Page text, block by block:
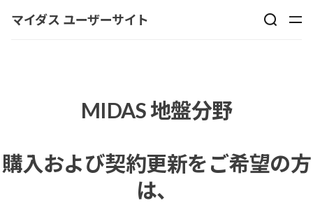
マイダス ユーザーサイト
MIDAS 地盤分野
購⼊および契約更新をご希望の⽅
は、